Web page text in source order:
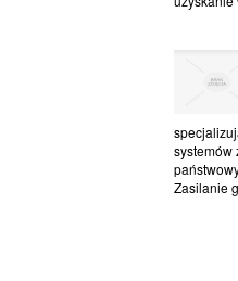
systemów
Zasilanie